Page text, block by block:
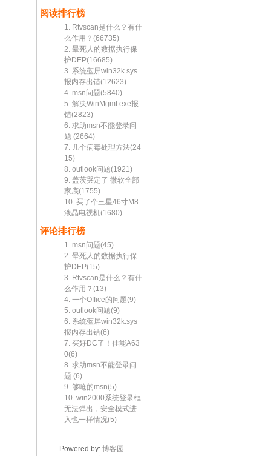
阅读排行榜
1. Rtvscan是什么？有什
么作用？(66735)
2. 晕死人的数据执行保
护DEP(16685)
3. 系统蓝屏win32k.sys
报内存出错(12623)
4. msn问题(5840)
5. 解决WinMgmt.exe报
错(2823)
6. 求助msn不能登录问
题 (2664)
7. 几个病毒处理方法(24
15)
8. outlook问题(1921)
9. 盖茨哭定了 微软全部
家底(1755)
10. 买了个三星46寸M8
液晶电视机(1680)
评论排行榜
1. msn问题(45)
2. 晕死人的数据执行保
护DEP(15)
3. Rtvscan是什么？有什
么作用？(13)
4. 一个Office的问题(9)
5. outlook问题(9)
6. 系统蓝屏win32k.sys
报内存出错(6)
7. 买好DC了！佳能A63
0(6)
8. 求助msn不能登录问
题 (6)
9. 够呛的msn(5)
10. win2000系统登录框
无法弹出，安全模式进
入也一样情况(5)
Powered by: 博客园